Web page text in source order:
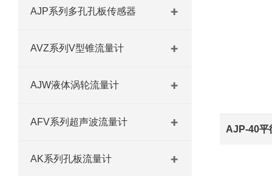
AJP系列多孔孔板传感器
AVZ系列V型锥流量计
AJW液体涡轮流量计
AFV系列超声波流量计
AK系列孔板流量计
AJP-40平